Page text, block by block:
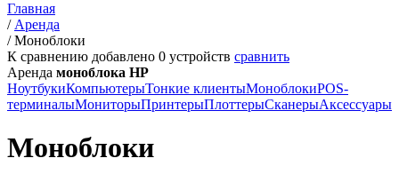
Главная
/ Аренда
/Моноблоки
К сравнению добавлено 0 устройств сравнить
Аренда моноблока HP
НоутбукиКомпьютерыТонкие клиентыМоноблокиPOS-
терминалыМониторыПринтерыПлоттерыСканерыАксессуары
Моноблоки